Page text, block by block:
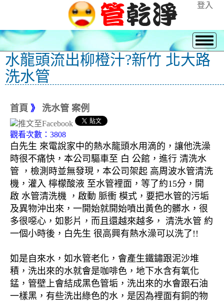
登入
水龍頭流出柳橙汁?新竹 北大路
洗水管
首頁 》 洗水管 案例
觀看次數：3808
白先生 來電說家中的熱水龍頭水用滴的，讓他洗澡
時很不痛快，本公司驅車至 白 公館，進行 清洗水
管 ，檢測時並無發現，本公司架起 高周波水管清洗
機，灌入 檸檬酸液 至水管裡面，等了約15分，開
啟 水管清洗機 ，啟動 脈衝 模式，要把水管的污垢
及異物沖出來，一開始就開始噴出黃色的髒水，很
多很噁心，如影片，而且還越來越多， 清洗水管 約
一個小時後，白先生 很高興有熱水澡可以洗了!!
如是自來水，如水管老化，會產生鐵鏽跟泥沙堆
積，洗出來的水就會是咖啡色，地下水含有氧化
錳，管壁上會結成黑色管垢，洗出來的水會跟石油
一樣黑，有些洗出綠色的水，是因為裡面有銅的物